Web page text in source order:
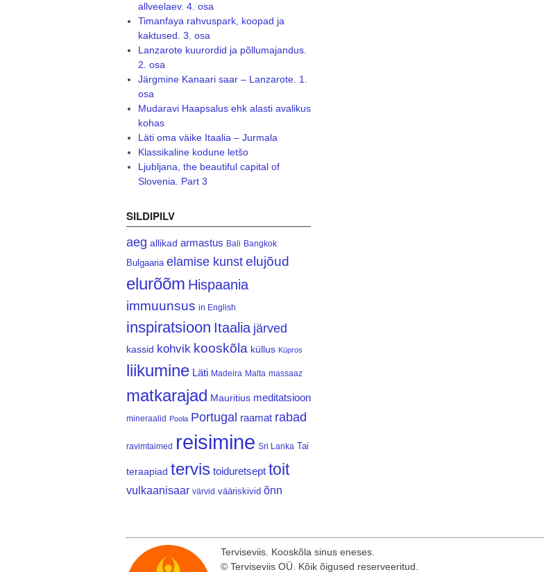
allveelaev. 4. osa
Timanfaya rahvuspark, koopad ja
kaktused. 3. osa
Lanzarote kuurordid ja põllumajandus.
2. osa
Järgmine Kanaari saar – Lanzarote. 1.
osa
Mudaravi Haapsalus ehk alasti avalikus
kohas
Läti oma väike Itaalia – Jurmala
Klassikaline kodune letšo
Ljubljana, the beautiful capital of
Slovenia. Part 3
SILDIPILV
aeg allikad armastus Bali Bangkok
Bulgaaria elamise kunst elujõud
elurõõm Hispaania
immuunsus in English
inspiratsioon Itaalia järved
kassid kohvik kooskõla küllus Küpros
liikumine Läti Madeira Malta massaaz
matkarajad Mauritius meditatsioon
mineraalid Poola Portugal raamat rabad
ravimtaimed reisimine Sri Lanka Tai
teraapiad tervis toiduretsept toit
vulkaanisaar värvid vääriskivid õnn
Terviseviis. Kooskõla sinus eneses.
© Terviseviis OÜ. Kõik õigused reserveeritud.